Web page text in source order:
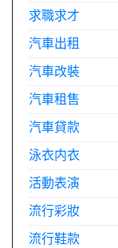
求職求才
汽車出租
汽車改裝
汽車租售
汽車貸款
泳衣内衣
活動表演
流行彩妝
流行鞋款